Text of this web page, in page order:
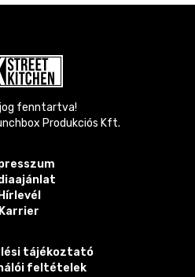
jog fenntartva!
Produkciós Kft.
Hírlevél
Karrier
tájékoztató
feltételek